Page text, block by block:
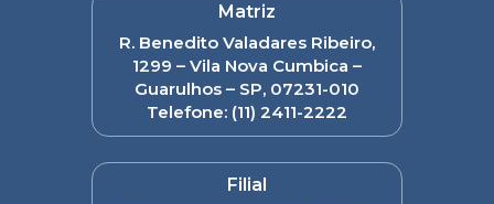
Matriz
R. Benedito Valadares Ribeiro,
1299 – Vila Nova Cumbica –
Guarulhos – SP, 07231-010
Telefone: (11) 2411-2222
Filial